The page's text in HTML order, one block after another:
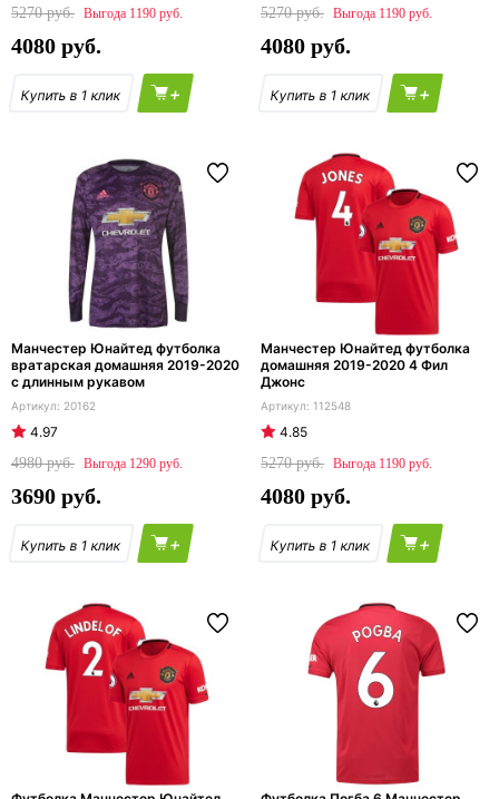
5270
1190
4080
+
5270
1190
4080
+
Манчестер Юнайтед футболка
вратарская домашняя 2019-2020
с длинным рукавом
20162
4.97
4980
1290
3690
+
Манчестер Юнайтед футболка
домашняя 2019-2020 4 Фил
Джонс
112548
4.85
5270
1190
4080
+